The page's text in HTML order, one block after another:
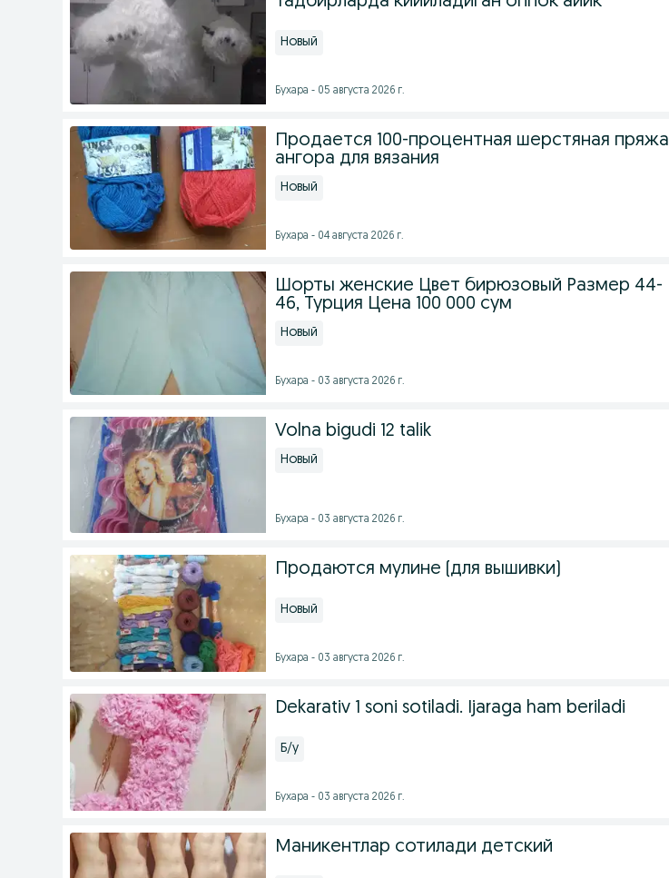
Новый
Бухара - 05 августа 2026 г.
Продается 100-процентная шерстяная пряжа
ангора для вязания
Новый
Бухара - 04 августа 2026 г.
Шорты женские Цвет бирюзовый Размер 44-
46, Турция Цена 100 000 сум
Новый
Бухара - 03 августа 2026 г.
Volna bigudi 12 talik
Новый
Бухара - 03 августа 2026 г.
Продаются мулине (для вышивки)
Новый
Бухара - 03 августа 2026 г.
Dekarativ 1 soni sotiladi. Ijaraga ham beriladi
Б/у
Бухара - 03 августа 2026 г.
Маникентлар сотилади детский